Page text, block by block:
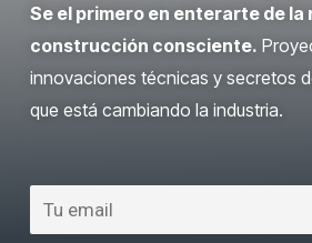
Se el primero en enterarte de la
construcción consciente.
innovaciones técnicas y secretos
que está cambiando la industria.